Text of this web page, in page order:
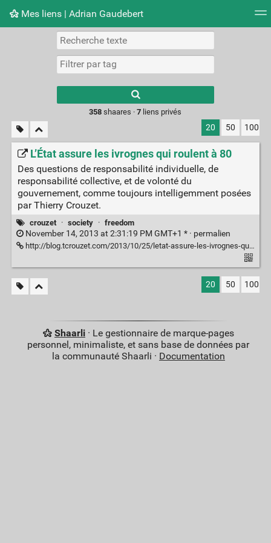
Mes liens | Adrian Gaudebert
Nuage de tags Mur d'images
results.
358 shaares ·7 liens privés
20 50 100
L’État assure les ivrognes qui roulent à 80
Des questions de responsabilité individuelle, de
responsabilité collective, et de volonté du
gouvernement, comme toujours intelligemment posées
par Thierry Crouzet.
crouzet · society · freedom
November 14, 2013 at 2:31:19 PM GMT+1 * · permalien
http://blog.tcrouzet.com/2013/10/25/letat-assure-les-ivrognes-qui-roulent-a-80/
20 50 100
Shaarli· Le gestionnaire de marque-pages
personnel, minimaliste, et sans base de données par
la communauté Shaarli · Documentation